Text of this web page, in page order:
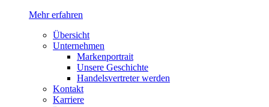
Mehr erfahren
Übersicht
Unternehmen
Markenportrait
Unsere Geschichte
Handelsvertreter werden
Kontakt
Karriere